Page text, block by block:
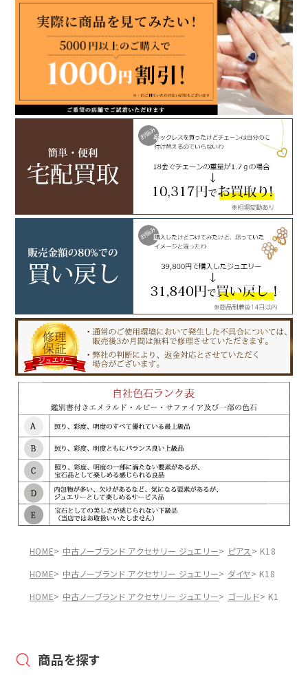
HOME 中古ノーブランド アクセサリー ジュエリー ピアス
K18 18金
HOME
中古ノーブランド アクセサリー ジュエリー ダイヤ
K18 18金
HOME
中古ノーブランド アクセサリー ジュエリー ゴールド K18 18金
商品を探す